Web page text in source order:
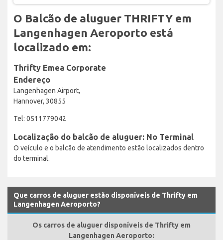
O Balcão de aluguer THRIFTY em
Langenhagen Aeroporto está
localizado em:
Thrifty Emea Corporate
Endereço
Langenhagen Airport,
Hannover, 30855
Tel: 0511779042
Localização do balcão de aluguer: No Terminal
O veículo e o balcão de atendimento estão localizados dentro
do terminal.
Que carros de aluguer estão disponíveis de Thrifty em
Langenhagen Aeroporto?
Os carros de aluguer disponíveis de Thrifty em
Langenhagen Aeroporto: